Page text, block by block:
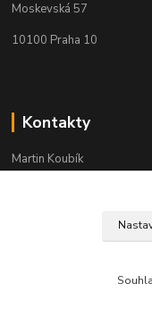
Moskevská 57
10100 Praha 10
Kontakty
Martin Koubík
271 725 371 608